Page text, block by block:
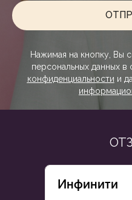
Нажимая на кнопку, Вы
персональных данных в
конфиденциальности и